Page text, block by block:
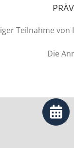
Teilnahme
Die